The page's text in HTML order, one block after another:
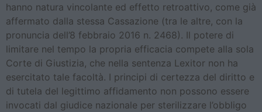
hanno natura vincolante ed effetto retroattivo, come già
affermato dalla stessa Cassazione (tra le altre, con la
pronuncia dell’8 febbraio 2016 n. 2468). Il potere di
limitare nel tempo la propria efficacia compete alla sola
Corte di Giustizia, che nella sentenza Lexitor non ha
esercitato tale facoltà. I principi di certezza del diritto e
di tutela del legittimo affidamento non possono essere
invocati dal giudice nazionale per sterilizzare l’obbligo